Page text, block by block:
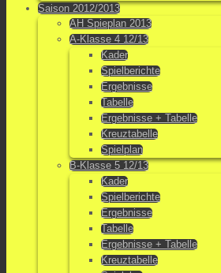
Saison 2012/2013
AH Spieplan 2013
A-Klasse 4 12/13
Kader
Spielberichte
Ergebnisse
Tabelle
Ergebnisse + Tabelle
Kreuztabelle
Spielplan
B-Klasse 5 12/13
Kader
Spielberichte
Ergebnisse
Tabelle
Ergebnisse + Tabelle
Kreuztabelle